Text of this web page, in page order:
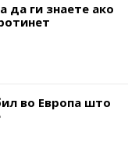
да ги знаете ако
во Европа што